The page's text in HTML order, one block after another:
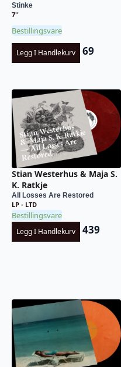
Stinke
7''
Bestillingsvare
Legg I Handlekurv 69
Stian Westerhus & Maja S.
K. Ratkje
All Losses Are Restored
LP - LTD
Bestillingsvare
Legg I Handlekurv 439